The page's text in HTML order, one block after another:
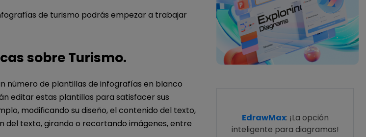
de turismo podrás empezar a trabajar
sobre Turismo.
número de plantillas de infografías en blanco
editar estas plantillas para satisfacer sus
modificando su diseño, el contenido del texto,
del texto, girando o recortando imágenes, entre
EdrawMax: ¡La opción
inteligente para diagramas!